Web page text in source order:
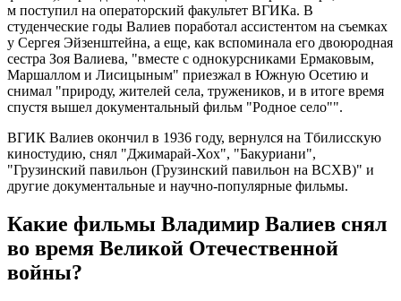
м поступил на операторский факультет ВГИКа. В
студенческие годы Валиев поработал ассистентом на съемках
у Сергея Эйзенштейна, а еще, как вспоминала его двоюродная
сестра Зоя Валиева, "вместе с однокурсниками Ермаковым,
Маршаллом и Лисицыным" приезжал в Южную Осетию и
снимал "природу, жителей села, тружеников, и в итоге время
спустя вышел документальный фильм "Родное село"".
ВГИК Валиев окончил в 1936 году, вернулся на Тбилисскую
киностудию, снял "Джимарай-Хох", "Бакуриани",
"Грузинский павильон (Грузинский павильон на ВСХВ)" и
другие документальные и научно-популярные фильмы.
Какие фильмы Владимир Валиев снял
во время Великой Отечественной
войны?